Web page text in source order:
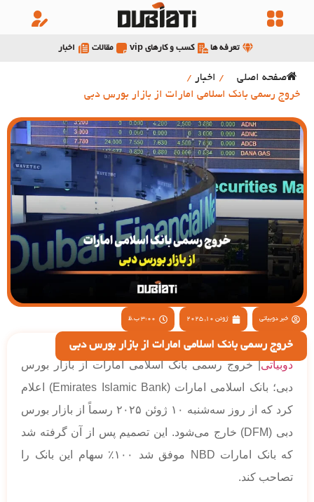
تعرفه ها کسب و کارهای vip مقالات اخبار
صفحه اصلی / اخبار /
خروج رسمی بانک اسلامی امارات از بازار بورس دبی
خبر دوبیاتی ژوئن 10, 2025 3:00 ب.ظ
خروج رسمی بانک اسلامی امارات از بازار بورس دبی
دوبیاتی| خروج رسمی بانک اسلامی امارات از بازار بورس
دبی؛ بانک اسلامی امارات (Emirates Islamic Bank) اعلام
کرد که از روز سه‌شنبه ۱۰ ژوئن ۲۰۲۵ رسماً از بازار بورس
دبی (DFM) خارج می‌شود. این تصمیم پس از آن گرفته شد
که بانک امارات NBD موفق شد ۱۰۰٪ سهام این بانک را
تصاحب کند.